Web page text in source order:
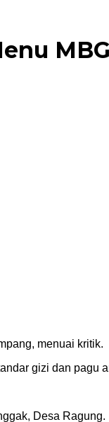
menuai kritik.
gizi dan pagu
Desa Ragung.